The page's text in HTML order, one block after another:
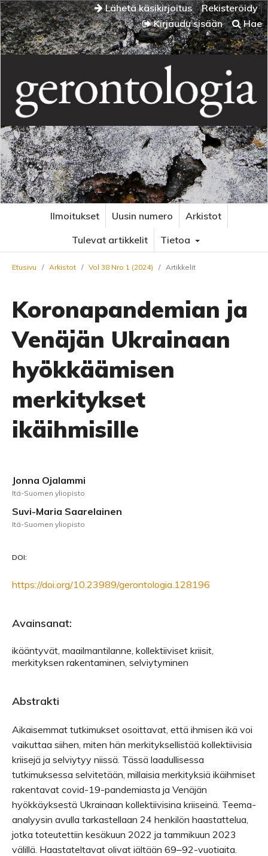
Lähetä käsikirjoitus
Rekisteröidy
Kirjaudu sisään
Hae
Ilmoitukset Uusin numero
Arkistot
Tulevat artikkelit
Tietoa
Etusivu / Arkistot / Vol 38 Nro 1 (2024) / Artikkelit
Koronapandemian ja
Venäjän Ukrainaan
hyökkäämisen
merkitykset
ikäihmisille
Jonna Ojalammi
Itä-Suomen yliopisto
Suvi-Maria Saarelainen
Itä-Suomen yliopisto
DOI:
https://doi.org/10.23989/gerontologia.128196
Avainsanat:
ikääntyvät, maailmantilanne, kollektiiviset kriisit,
merkityksen rakentaminen, selviytyminen
Abstrakti
Aikaisemmat tutkimukset osoittavat, että ihmisen ikä voi
vaikuttaa siihen, miten hän merkityksellistää kollektiivisia
kriisejä ja selviytyy niissä. Tässä laadullisessa
tutkimuksessa selvitetään, millaisia merkityksiä ikäihmiset
rakentavat covid-19-pandemiasta ja Venäjän
hyökkäyksestä Ukrainaan kollektiivisina kriiseinä. Teema-
analyysin avulla tarkastellaan 24 henkilön haastattelua,
jotka toteutettiin kesäkuun 2022 ja tammikuun 2023
välillä. Haastateltavat olivat iältään 69‒92-vuotiaita.